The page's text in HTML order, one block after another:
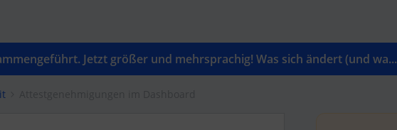
Jetzt größer und mehrsprachig! Was sich ändert (und wa...